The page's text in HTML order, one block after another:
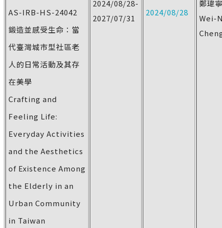
AS-IRB-HS-24042
鍛造並感受生命：當
代臺灣城市型社區老
人的日常活動及其存
在美學
Crafting and
Feeling Life:
Everyday Activities
and the Aesthetics
of Existence Among
the Elderly in an
Urban Community
in Taiwan
2024/08/28-
2027/07/31
2024/08/28
鄭瑋
Wei-